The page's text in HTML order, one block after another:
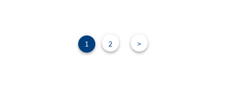
1 2 >